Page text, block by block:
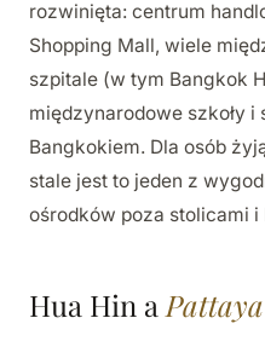
rozwinięta: centrum
Shopping Mall, wiele
szpitale (w tym Bangkok
międzynarodowe szkoły
Bangkokiem. Dla osób
stale jest to jeden z
ośrodków poza stolicami i
Hua Hin a Pattaya